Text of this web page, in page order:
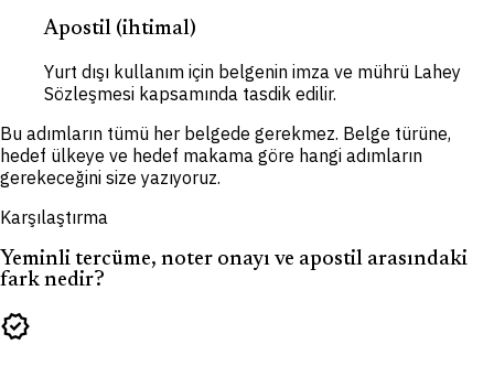
Apostil (ihtimal)
Yurt dışı kullanım için belgenin imza ve mührü Lahey
Sözleşmesi kapsamında tasdik edilir.
Bu adımların tümü her belgede gerekmez. Belge türüne,
hedef ülkeye ve hedef makama göre hangi adımların
gerekeceğini size yazıyoruz.
Karşılaştırma
Yeminli tercüme, noter onayı ve apostil arasındaki
fark nedir?
verified